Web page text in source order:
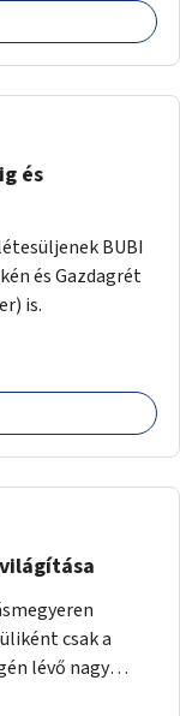
a megállókat.
és
BUBI
és Gazdagrét
is.
csak a
lévő nagy